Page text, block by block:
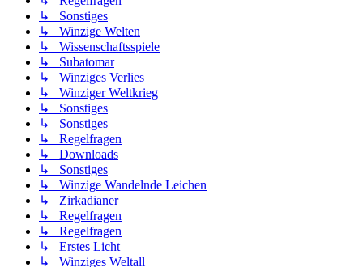
↳ Sonstiges
↳ Winzige Welten
↳ Wissenschaftsspiele
↳ Subatomar
↳ Winziges Verlies
↳ Winziger Weltkrieg
↳ Sonstiges
↳ Sonstiges
↳ Regelfragen
↳ Downloads
↳ Sonstiges
↳ Winzige Wandelnde Leichen
↳ Zirkadianer
↳ Regelfragen
↳ Regelfragen
↳ Erstes Licht
↳ Winziges Weltall